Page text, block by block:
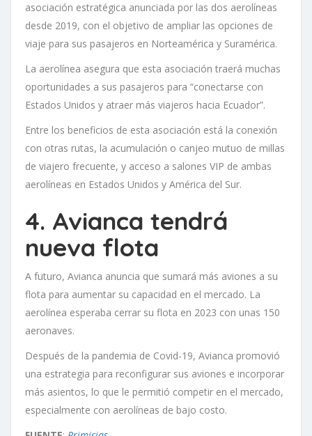
asociación estratégica anunciada por las dos aerolíneas
desde 2019, con el objetivo de ampliar las opciones de
viaje para sus pasajeros en Norteamérica y Suramérica.
La aerolínea asegura que esta asociación traerá muchas
oportunidades a sus pasajeros para “conectarse con
Estados Unidos y atraer más viajeros hacia Ecuador”.
Entre los beneficios de esta asociación está la conexión
con otras rutas, la acumulación o canjeo mutuo de millas
de viajero frecuente, y acceso a salones VIP de ambas
aerolíneas en Estados Unidos y América del Sur.
4. Avianca tendrá
nueva flota
A futuro, Avianca anuncia que sumará más aviones a su
flota para aumentar su capacidad en el mercado. La
aerolínea esperaba cerrar su flota en 2023 con unas 150
aeronaves.
Después de la pandemia de Covid-19, Avianca promovió
una estrategia para reconfigurar sus aviones e incorporar
más asientos, lo que le permitió competir en el mercado,
especialmente con aerolíneas de bajo costo.